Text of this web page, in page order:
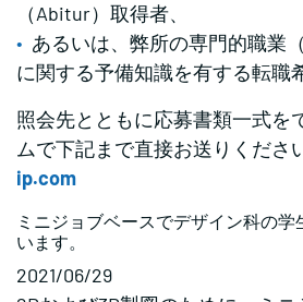
（Abitur）取得者、
あるいは、弊所の専門的職業
に関する予備知識を有する転職
照会先とともに応募書類一式を
ムで下記まで直接お送りくださ
ip.com
ミニジョブベースでデザイン科の
います。
2021/06/29